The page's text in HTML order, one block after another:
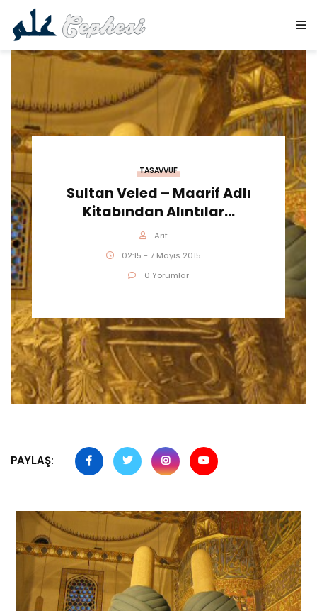
TASAVVUF
Sultan Veled – Maarif Adlı
Kitabından Alıntılar…
Arif
02:15 - 7 Mayıs 2015
0 Yorumlar
PAYLAŞ: